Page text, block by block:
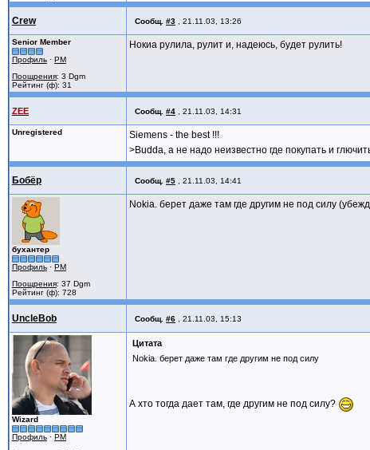
Crew Сообщ. #3 21.11.03, 13:26
Senior Member
Профиль · PM
Поощрения: 3 Dgm
Рейтинг (ф): 31
Нокиа рулила, рулит и, надеюсь, будет рулить!
ZEE Сообщ. #4 21.11.03, 14:31
Unregistered
Siemens - the best !!!
>Budda, а не надо неизвестно где покупать и
Бобёр Сообщ. #5 21.11.03, 14:41
бухантер
Профиль · PM
Поощрения: 37 Dgm
Рейтинг (ф): 728
Nokia. берет даже там где другим не под силу
UncleBob Сообщ. #6 21.11.03, 15:13
Wizard
Профиль · PM
Цитата
Nokia. берет даже там где другим не под силу
А хто тогда дает там, где другим не под силу?